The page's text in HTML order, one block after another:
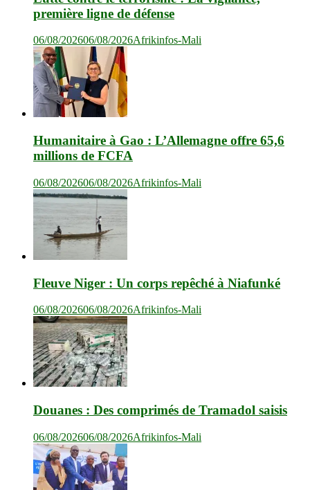
première ligne de défense
06/08/202606/08/2026Afrikinfos-Mali
Humanitaire à Gao : L’Allemagne offre 65,6
millions de FCFA
06/08/202606/08/2026Afrikinfos-Mali
Fleuve Niger : Un corps repêché à Niafunké
06/08/202606/08/2026Afrikinfos-Mali
Douanes : Des comprimés de Tramadol saisis
06/08/202606/08/2026Afrikinfos-Mali